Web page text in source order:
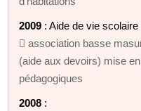
2009 : Aide de vie scolaire
 association basse
(aide aux devoirs) mise
pédagogiques
2008 :